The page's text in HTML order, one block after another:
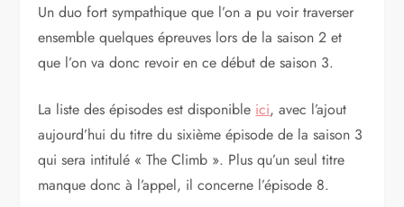
Un duo fort sympathique que l’on a pu voir traverser
ensemble quelques épreuves lors de la saison 2 et
que l’on va donc revoir en ce début de saison 3.
La liste des épisodes est disponible ici, avec l’ajout
aujourd’hui du titre du sixième épisode de la saison 3
qui sera intitulé « The Climb ». Plus qu’un seul titre
manque donc à l’appel, il concerne l’épisode 8.